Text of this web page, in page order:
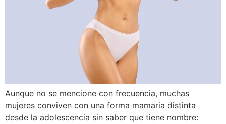
Aunque no se mencione con frecuencia, muchas
mujeres conviven con una forma mamaria distinta
desde la adolescencia sin saber que tiene nombre: